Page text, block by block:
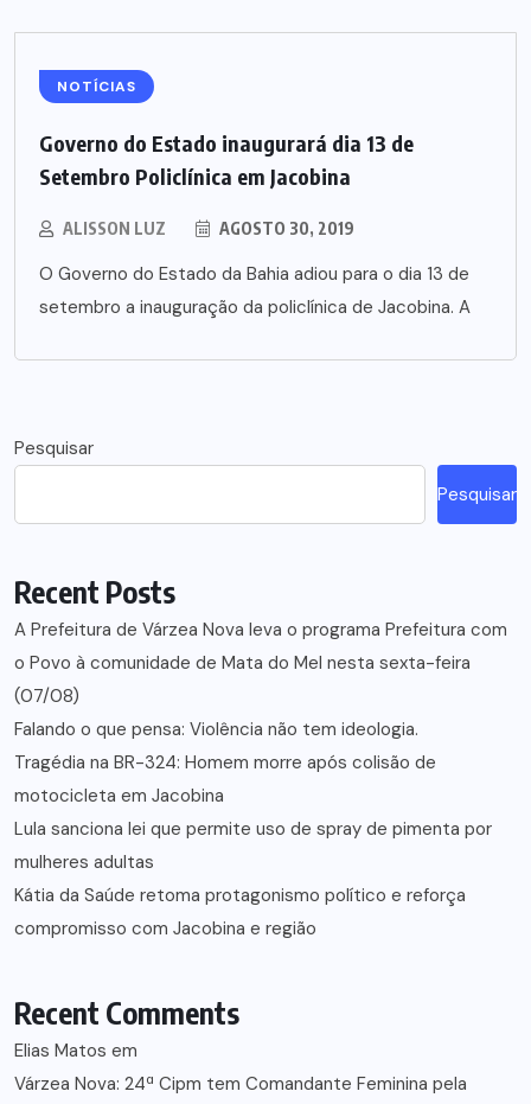
NOTÍCIAS
Governo do Estado inaugurará dia 13 de
Setembro Policlínica em Jacobina
ALISSON LUZ AGOSTO 30, 2019
O Governo do Estado da Bahia adiou para o dia 13 de
setembro a inauguração da policlínica de Jacobina. A
Pesquisar
Pesquisar
Recent Posts
A Prefeitura de Várzea Nova leva o programa Prefeitura com
o Povo à comunidade de Mata do Mel nesta sexta-feira
(07/08)
Falando o que pensa: Violência não tem ideologia.
Tragédia na BR-324: Homem morre após colisão de
motocicleta em Jacobina
Lula sanciona lei que permite uso de spray de pimenta por
mulheres adultas
Kátia da Saúde retoma protagonismo político e reforça
compromisso com Jacobina e região
Recent Comments
Elias Matos em
Várzea Nova: 24ª Cipm tem Comandante Feminina pela